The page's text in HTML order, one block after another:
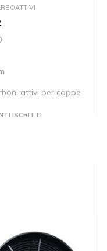
attivi per cappe
ISCRITTI